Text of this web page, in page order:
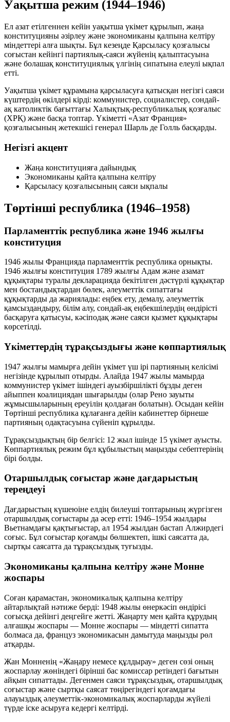
Уақытша режим (1944–1946)
Ел азат етілгеннен кейін уақытша үкімет құрылып, жаңа
конституцияны әзірлеу және экономиканы қалпына келтіру
міндеттері алға шықты. Бұл кезеңде Қарсыласу қозғалысы
соғыстан кейінгі партиялық-саяси жүйенің қалыптасуына
және болашақ конституциялық үлгінің сипатына елеулі ықпал
етті.
Уақытша үкімет құрамына қарсыласуға қатысқан негізгі саяси
күштердің өкілдері кірді: коммунистер, социалистер, сондай-
ақ католиктік бағыттағы Халықтық-республикалық қозғалыс
(ХРҚ) және басқа топтар. Үкіметті «Азат Франция»
қозғалысының жетекшісі генерал Шарль де Голль басқарды.
Негізгі акцент
Жаңа конституцияға дайындық
Экономиканы қайта қалпына келтіру
Қарсыласу қозғалысының саяси ықпалы
Төртінші республика (1946–1958)
Парламенттік республика және 1946 жылғы
конституция
1946 жылы Францияда парламенттік республика орнықты.
1946 жылғы конституция 1789 жылғы Адам және азамат
құқықтары туралы декларацияда бекітілген дәстүрлі құқықтар
мен бостандықтардан бөлек, әлеуметтік сипаттағы
құқықтарды да жариялады: еңбек ету, демалу, әлеуметтік
қамсыздандыру, білім алу, сондай-ақ еңбекшілердің өндірісті
басқаруға қатысуы, кәсіподақ және саяси қызмет құқықтары
көрсетілді.
Үкіметтердің тұрақсыздығы және көппартиялық
1947 жылғы мамырға дейін үкімет үш ірі партияның келісімі
негізінде құрылып отырды. Алайда 1947 жылы мамырда
коммунистер үкімет ішіндегі ауызбіршілікті бұзды деген
айыппен коалициядан шығарылды (олар Рено зауыты
жұмысшыларының ереуілін қолдаған болатын). Осыдан кейін
Төртінші республика құлағанға дейін кабинеттер бірнеше
партияның одақтасуына сүйеніп құрылды.
Тұрақсыздықтың бір белгісі: 12 жыл ішінде 15 үкімет ауысты.
Көппартиялық режим бұл құбылыстың маңызды себептерінің
бірі болды.
Отаршылдық соғыстар және дағдарыстың
тереңдеуі
Дағдарыстың күшеюіне елдің билеуші топтарының жүргізген
отаршылдық соғыстары да әсер етті: 1946–1954 жылдары
Вьетнамдағы қақтығыстар, ал 1954 жылдан бастап Алжирдегі
соғыс. Бұл соғыстар қоғамды бөлшектеп, ішкі саясатта да,
сыртқы саясатта да тұрақсыздық туғызды.
Экономиканы қалпына келтіру және Монне
жоспары
Соған қарамастан, экономикалық қалпына келтіру
айтарлықтай нәтиже берді: 1948 жылы өнеркәсіп өндірісі
соғысқа дейінгі деңгейге жетті. Жаңарту мен қайта құрудың
алғашқы жоспары — Монне жоспары — міндетті сипатта
болмаса да, француз экономикасын дамытуда маңызды рөл
атқарды.
Жан Монненің «Жаңару немесе құлдырау» деген сөзі оның
жоспарлау жөніндегі бірінші бас комиссар ретіндегі бағытын
айқын сипаттады. Дегенмен саяси тұрақсыздық, отаршылдық
соғыстар және сыртқы саясат төңірегіндегі қоғамдағы
алауыздық әлеуметтік-экономикалық жоспарларды жүйелі
түрде іске асыруға кедергі келтірді.